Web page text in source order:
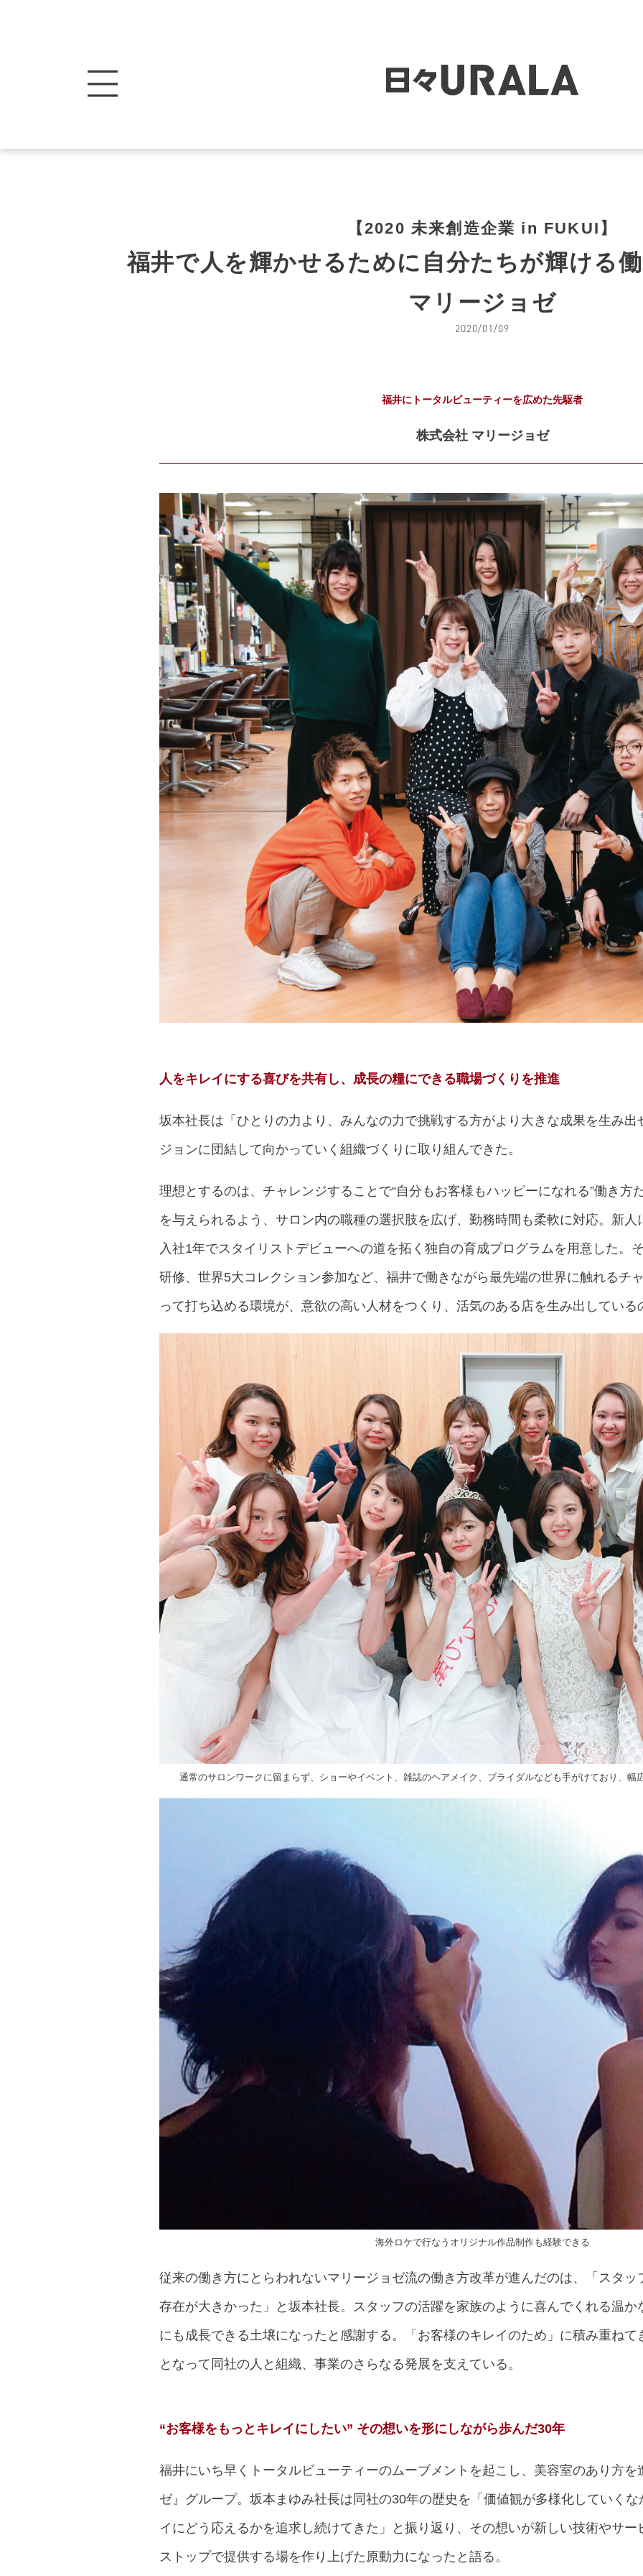
【2020 未来創造企業 in FUKUI】
福井で人を輝かせるために自分たちが輝ける
マリージョゼ
2020/01/09
福井にトータルビューティーを広めた先駆者
株式会社 マリージョゼ
人をキレイにする喜びを共有し、成長の糧にできる職場づくりを推進
坂本社長は「ひとりの力より、みんなの力で挑戦する方がより大きな成果を生み
ジョンに団結して向かっていく組織づくりに取り組んできた。
理想とするのは、チャレンジすることで“自分もお客様もハッピーになれる”働き方
を与えられるよう、サロン内の職種の選択肢を広げ、勤務時間も柔軟に対応。新
入社1年でスタイリストデビューへの道を拓く独自の育成プログラムを用意した。
研修、世界5大コレクション参加など、福井で働きながら最先端の世界に触れるチ
って打ち込める環境が、意欲の高い人材をつくり、活気のある店を生み出している
通常のサロンワークに留まらず、ショーやイベント、雑誌のヘアメイク、ブライダルなども手がけており、幅
海外ロケで行なうオリジナル作品制作も経験できる
従来の働き方にとらわれないマリージョゼ流の働き方改革が進んだのは、「スタ
存在が大きかった」と坂本社長。スタッフの活躍を家族のように喜んでくれる温
にも成長できる土壌になったと感謝する。「お客様のキレイのため」に積み重ね
となって同社の人と組織、事業のさらなる発展を支えている。
“お客様をもっとキレイにしたい” その想いを形にしながら歩んだ30年
福井にいち早くトータルビューティーのムーブメントを起こし、美容室のあり方
ゼ』グループ。坂本まゆみ社長は同社の30年の歴史を「価値観が多様化していく
イにどう応えるかを追求し続けてきた」と振り返り、その想いが新しい技術やサ
ストップで提供する場を作り上げた原動力になったと語る。